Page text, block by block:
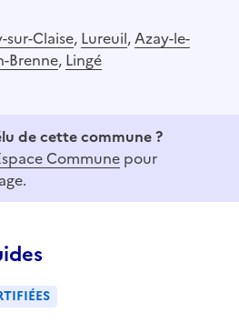
sur-Claise, Lureuil,Azay-le-
Brenne, Lingé
de cette commune ?
Commune pour